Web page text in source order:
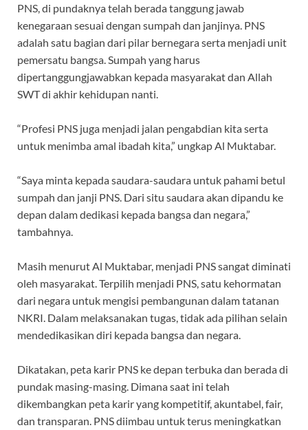
PNS, di pundaknya telah berada tanggung jawab
kenegaraan sesuai dengan sumpah dan janjinya. PNS
adalah satu bagian dari pilar bernegara serta menjadi unit
pemersatu bangsa. Sumpah yang harus
dipertanggungjawabkan kepada masyarakat dan Allah
SWT di akhir kehidupan nanti.
“Profesi PNS juga menjadi jalan pengabdian kita serta
untuk menimba amal ibadah kita,” ungkap Al Muktabar.
“Saya minta kepada saudara-saudara untuk pahami betul
sumpah dan janji PNS. Dari situ saudara akan dipandu ke
depan dalam dedikasi kepada bangsa dan negara,”
tambahnya.
Masih menurut Al Muktabar, menjadi PNS sangat diminati
oleh masyarakat. Terpilih menjadi PNS, satu kehormatan
dari negara untuk mengisi pembangunan dalam tatanan
NKRI. Dalam melaksanakan tugas, tidak ada pilihan selain
mendedikasikan diri kepada bangsa dan negara.
Dikatakan, peta karir PNS ke depan terbuka dan berada di
pundak masing-masing. Dimana saat ini telah
dikembangkan peta karir yang kompetitif, akuntabel, fair,
dan transparan. PNS diimbau untuk terus meningkatkan